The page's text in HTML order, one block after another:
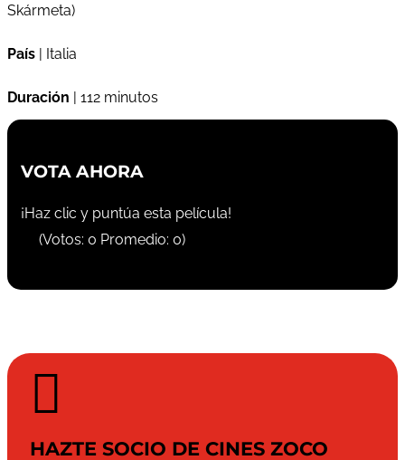
Skármeta)
País | Italia
Duración | 112 minutos
VOTA AHORA
¡Haz clic y puntúa esta película!
(Votos: 0 Promedio: 0)

HAZTE SOCIO DE CINES ZOCO